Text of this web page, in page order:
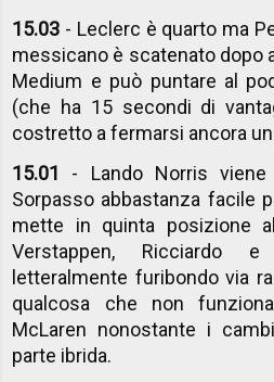
15.03 - Leclerc è quarto ma
messicano è scatenato dopo
Medium e può puntare al
(che ha 15 secondi di
costretto a fermarsi ancora
15.01
- Lando Norris
Sorpasso abbastanza facile
mette in quinta posizione
Verstappen, Ricciardo
letteralmente furibondo via
qualcosa che non
McLaren nonostante i
parte ibrida.